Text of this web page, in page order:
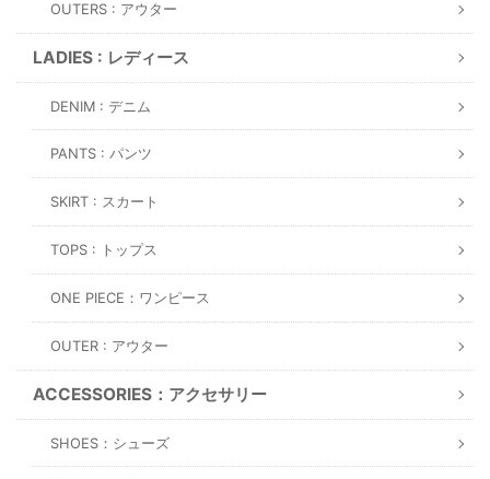
OUTERS : アウター
LADIES : レディース
DENIM : デニム
PANTS : パンツ
SKIRT : スカート
TOPS : トップス
ONE PIECE：ワンピース
OUTER : アウター
ACCESSORIES：アクセサリー
SHOES：シューズ